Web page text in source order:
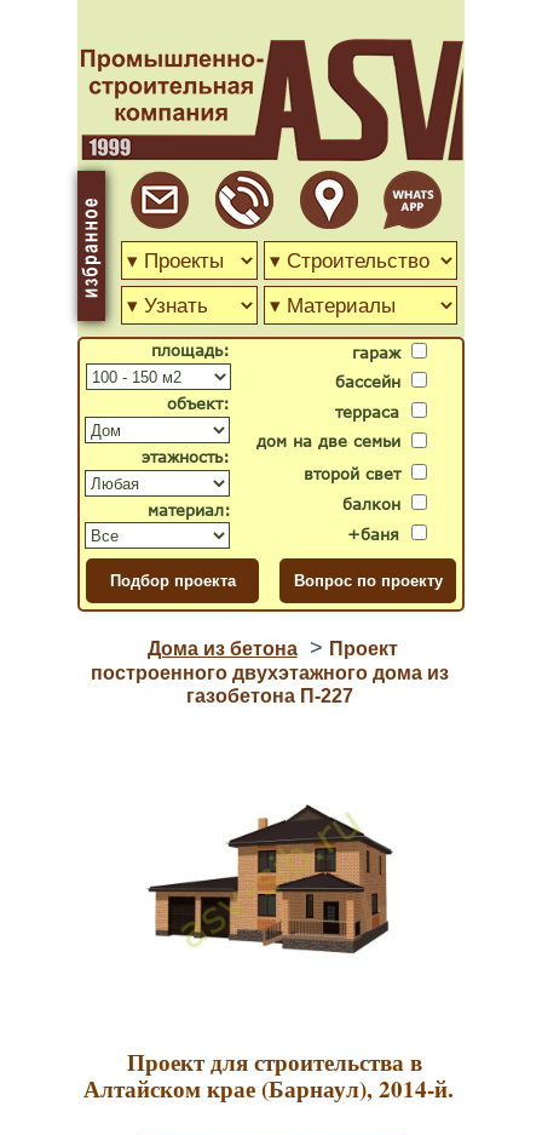
гараж
бассейн
второй свет
дом на две семьи
терраса
балкон
+баня
объект:
материал:
площадь:
этажность:
Дома из бетона > Проект
построенного двухэтажного дома из
газобетона П-227
Проект для строительства в
Алтайском крае (Барнаул), 2014-й.